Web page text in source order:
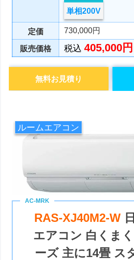
単相200V
定価 730,000円
販売価格 税込405,000円
無料お見積り
ルームエアコン
RAS-XJ40M2-W
エアコン 白くま
ーズ 主に14畳 ス